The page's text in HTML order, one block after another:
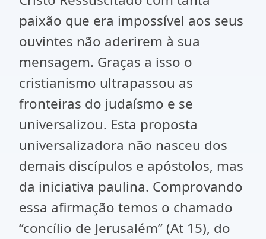
paixão que era impossível aos seus
ouvintes não aderirem à sua
mensagem. Graças a isso o
cristianismo ultrapassou as
fronteiras do judaísmo e se
universalizou. Esta proposta
universalizadora não nasceu dos
demais discípulos e apóstolos, mas
da iniciativa paulina. Comprovando
essa afirmação temos o chamado
“concílio de Jerusalém” (At 15), do